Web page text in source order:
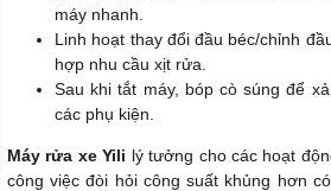
máy nhanh.
Linh hoạt thay đổi đầu béc/chỉnh
hợp nhu cầu xịt rửa.
Sau khi tắt máy, bóp cò súng để
các phụ kiện.
Máy rửa xe Yili lý tưởng cho các hoạt
công việc đòi hỏi công suất khủng hơn